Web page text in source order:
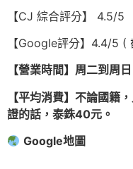
【CJ 綜合評分】 4.5/5
【Google評分】4.4/5 (
【營業時間】周二到周
【平均消費】不論國籍
證的話，泰銖40元。
Google地圖